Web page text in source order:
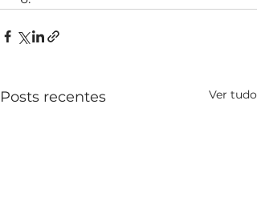
Posts recentes Ver tudo